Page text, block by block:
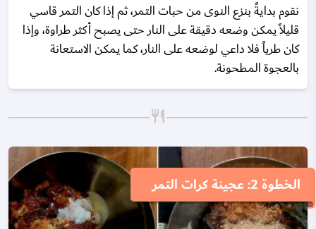
نقوم بدايةً بنزع النوى من حبات التمر، ثم إذا كان التمر قاسي
قليلاً يمكن وضعه دقيقة على النار حتى يصبح أكثر طراوة، وإذا
كان طرياً فلا داعي لوضعه على النار، كما يمكن الاستعانة
بالعجوة المطحونة.
الخطوة 2: عجينة كرات التمر